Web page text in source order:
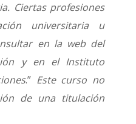
Ciertas profesiones
universitaria u
en la web del
y en el Instituto
.” Este curso no
de una titulación